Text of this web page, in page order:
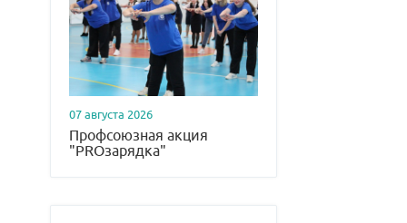
07 августа 2026
Профсоюзная акция
"PROзарядка"